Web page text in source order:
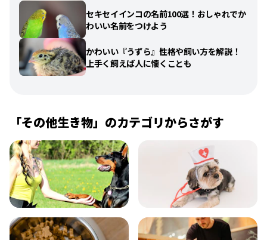
セキセイインコの名前100選！おしゃれでか
わいい名前をつけよう
かわいい『うずら』性格や飼い方を解説！
上手く飼えば人に懐くことも
「その他生き物」のカテゴリからさがす
飼い方 健康